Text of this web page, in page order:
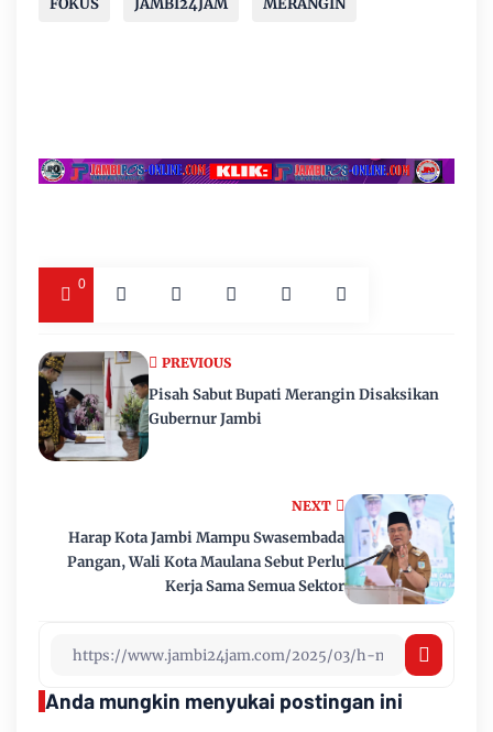
0
NEXT
Harap Kota Jambi Mampu Swasembada
Pangan, Wali Kota Maulana Sebut Perlu
Kerja Sama Semua Sektor
PREVIOUS
Pisah Sabut Bupati Merangin Disaksikan
Gubernur Jambi
Anda mungkin menyukai postingan ini